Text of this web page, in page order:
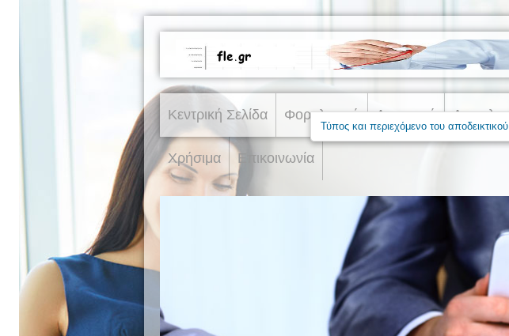
Κεντρική Σελίδα Φορολογικά Λογιστικά
Χρήσιμα Επικοινωνία
Τύπος και περιεχόμενο του